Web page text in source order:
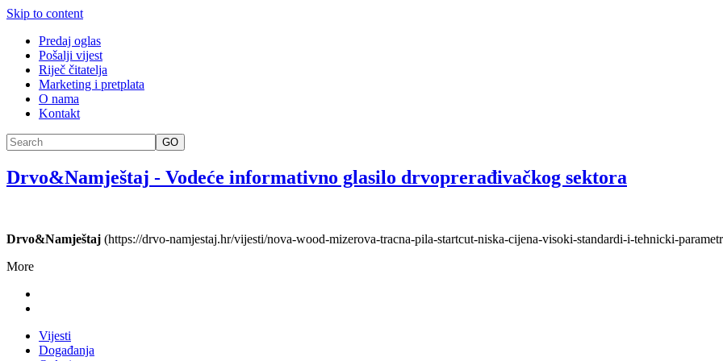
Skip to content
Predaj oglas
Pošalji vijest
Riječ čitatelja
Marketing i pretplata
O nama
Kontakt
GO
Drvo&Namještaj - Vodeće informativno glasilo drvoprerađivačkog sektora
Drvo&Namještaj (https://drvo-namjestaj.hr/vijesti/nova-wood-mizerova-tracna-pila-startcut-niska-cijena-visoki-standardi-i-tehnicki-
More
Vijesti
Događanja